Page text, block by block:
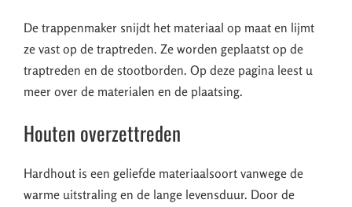
De trappenmaker snijdt het materiaal op maat en lijmt
ze vast op de traptreden. Ze worden geplaatst op de
traptreden en de stootborden. Op deze pagina leest u
meer over de materialen en de plaatsing.
Houten overzettreden
Hardhout is een geliefde materiaalsoort vanwege de
warme uitstraling en de lange levensduur. Door de